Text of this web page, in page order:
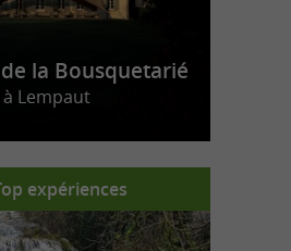
la Bousquetarié
à Lempaut
expériences